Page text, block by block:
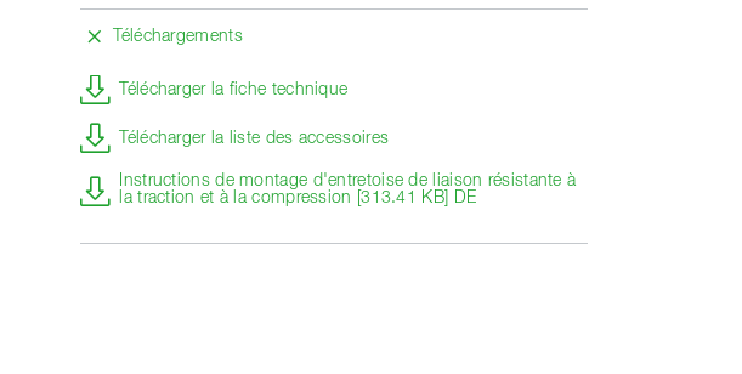
Téléchargements
Télécharger la fiche technique
Télécharger la liste des accessoires
Instructions de montage d'entretoise de liaison résistante à
la traction et à la compression [313.41 KB] DE